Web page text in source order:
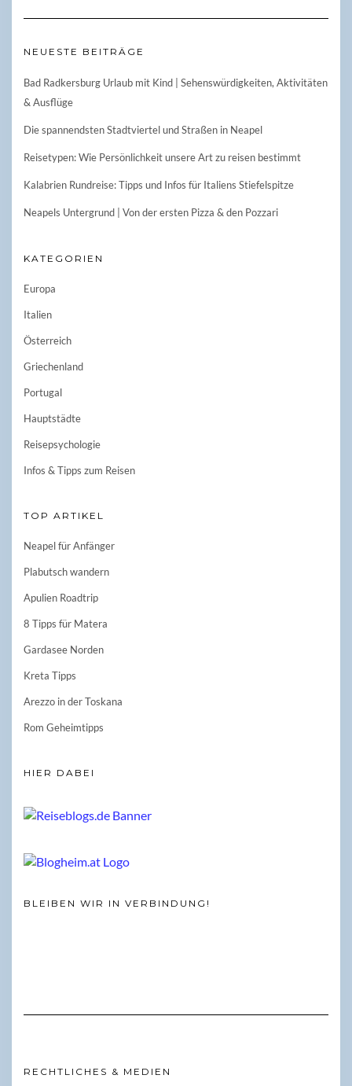
NEUESTE BEITRÄGE
Bad Radkersburg Urlaub mit Kind | Sehenswürdigkeiten, Aktivitäten
& Ausflüge
Die spannendsten Stadtviertel und Straßen in Neapel
Reisetypen: Wie Persönlichkeit unsere Art zu reisen bestimmt
Kalabrien Rundreise: Tipps und Infos für Italiens Stiefelspitze
Neapels Untergrund | Von der ersten Pizza & den Pozzari
KATEGORIEN
Europa
Italien
Österreich
Griechenland
Portugal
Hauptstädte
Reisepsychologie
Infos & Tipps zum Reisen
TOP ARTIKEL
Neapel für Anfänger
Plabutsch wandern
Apulien Roadtrip
8 Tipps für Matera
Gardasee Norden
Kreta Tipps
Arezzo in der Toskana
Rom Geheimtipps
HIER DABEI
BLEIBEN WIR IN VERBINDUNG!
RECHTLICHES & MEDIEN